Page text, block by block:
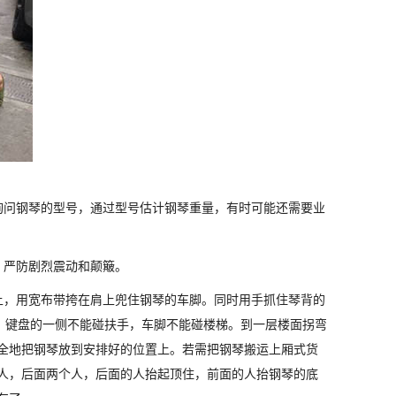
钢琴的型号，通过型号估计钢琴重量，有时可能还需要业
防剧烈震动和颠簸。
用宽布带挎在肩上兜住钢琴的车脚。同时用手抓住琴背的
盘的一侧不能碰扶手，车脚不能碰楼梯。到一层楼面拐弯
把钢琴放到安排好的位置上。若需把钢琴搬运上厢式货
后面两个人，后面的人抬起顶住，前面的人抬钢琴的底